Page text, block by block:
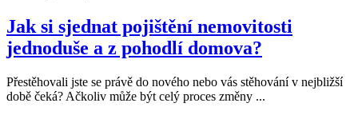
Jak si sjednat pojištění nemovitosti
jednoduše a z pohodlí domova?
Přestěhovali jste se právě do nového nebo vás stěhování v nejbližší
době čeká? Ačkoliv může být celý proces změny ...